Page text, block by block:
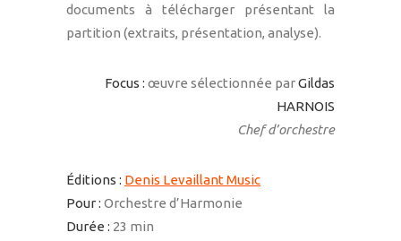
documents à télécharger présentant la
partition (extraits, présentation, analyse).
Focus : œuvre sélectionnée parGildas
HARNOIS
Chef d’orchestre
Éditions : Denis Levaillant Music
Pour : Orchestre d’Harmonie
Durée : 23 min